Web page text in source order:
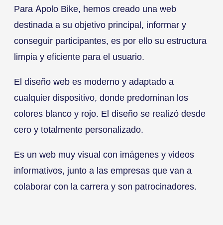
Para Apolo Bike, hemos creado una web
destinada a su objetivo principal, informar y
conseguir participantes, es por ello su estructura
limpia y eficiente para el usuario.
El diseño web es moderno y adaptado a
cualquier dispositivo, donde predominan los
colores blanco y rojo. El diseño se realizó desde
cero y totalmente personalizado.
Es un web muy visual con imágenes y videos
informativos, junto a las empresas que van a
colaborar con la carrera y son patrocinadores.